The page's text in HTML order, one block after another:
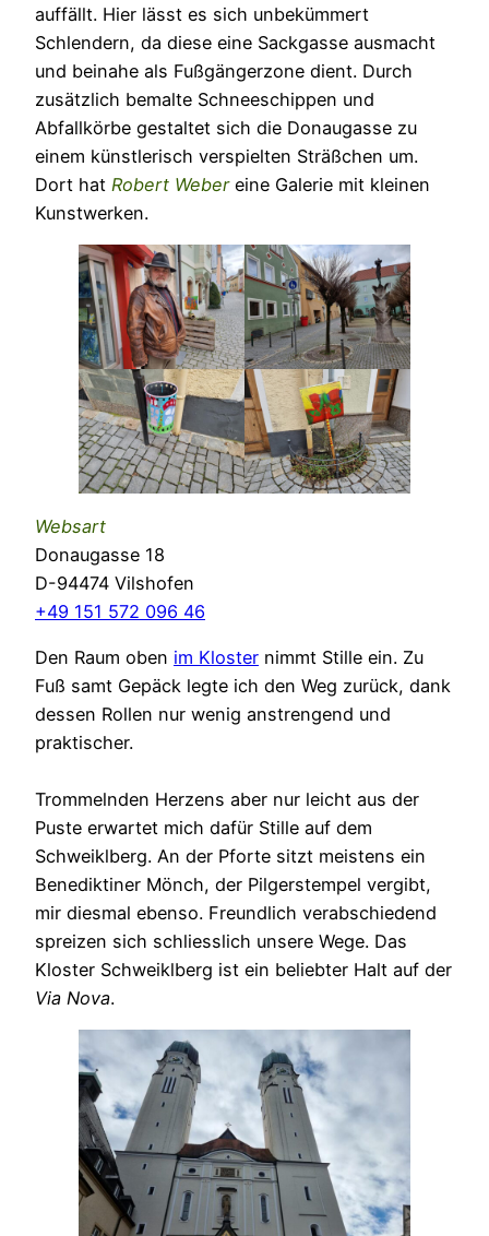
auffällt. Hier lässt es sich unbekümmert
Schlendern, da diese eine Sackgasse ausmacht
und beinahe als Fußgängerzone dient. Durch
zusätzlich bemalte Schneeschippen und
Abfallkörbe gestaltet sich die Donaugasse zu
einem künstlerisch verspielten Sträßchen um.
Dort hat Robert Webereine Galerie mit kleinen
Kunstwerken.
Websart
Donaugasse 18
D-94474 Vilshofen
+49 151 572 096 46
Den Raum oben im Kloster nimmt Stille ein. Zu
Fuß samt Gepäck legte ich den Weg zurück, dank
dessen Rollen nur wenig anstrengend und
praktischer.
Trommelnden Herzens aber nur leicht aus der
Puste erwartet mich dafür Stille auf dem
Schweiklberg. An der Pforte sitzt meistens ein
Benediktiner Mönch, der Pilgerstempel vergibt,
mir diesmal ebenso. Freundlich verabschiedend
spreizen sich schliesslich unsere Wege. Das
Kloster Schweiklberg ist ein beliebter Halt auf der
Via Nova.